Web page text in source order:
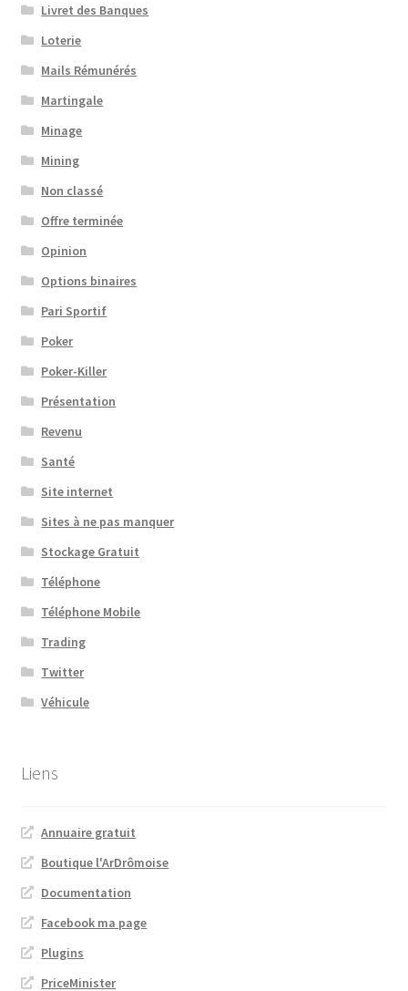
Livret des Banques
Loterie
Mails Rémunérés
Martingale
Minage
Mining
Non classé
Offre terminée
Opinion
Options binaires
Pari Sportif
Poker
Poker-Killer
Présentation
Revenu
Santé
Site internet
Sites à ne pas manquer
Stockage Gratuit
Téléphone
Téléphone Mobile
Trading
Twitter
Véhicule
Liens
Annuaire gratuit
Boutique l'ArDrômoise
Documentation
Facebook ma page
Plugins
PriceMinister